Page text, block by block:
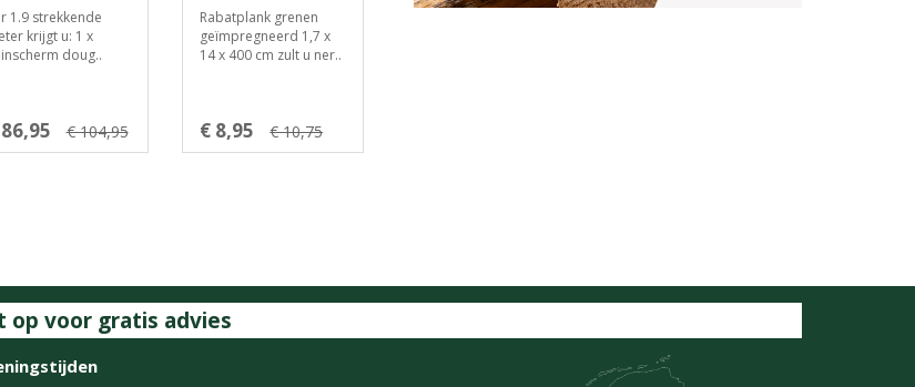
1.9 strekkende
krijgt u: 1 x
doug..
€ 104,95
Rabatplank grenen
geïmpregneerd 1,7 x
14 x 400 cm zult u ner..
€ 8,95 € 10,75
op voor gratis advies